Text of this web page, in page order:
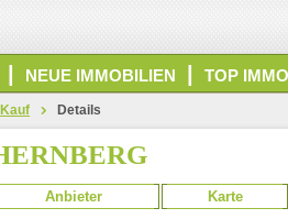
NEUE IMMOBILIEN TOP
Kauf Details
Anbieter Karte